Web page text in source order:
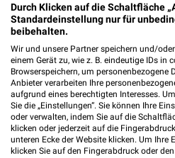
✔Standortgenaue
✔Folge deinem
✔Push-
✔Einkaufsliste - Einkauf
JETZT LADEN
Durch Klicken auf die Schaltfläche
Standardeinstellung nur für
beibehalten.
Wir und unsere Partner speichern und/
einem Gerät zu, wie z. B. eindeutige IDs in
Browserspeichern, um personenbezogene
Anbieter verarbeiten Ihre
aufgrund eines berechtigten Interesses.
Sie die „Einstellungen“. Sie können Ihre
oder verwalten, indem Sie auf die
klicken oder jederzeit auf die
unteren Ecke der Website klicken. Um Ihre
klicken Sie auf den Fingerabdruck oder